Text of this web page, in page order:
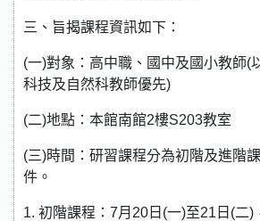
三、旨揭課程資訊如下：
(一)對象：高中職、國中及國小教師(
科技及自然科教師優先)
(二)地點：本館南館2樓S203教室
(三)時間：研習課程分為初階及進階
件。
1. 初階課程：7月20日(一)至21日(二)